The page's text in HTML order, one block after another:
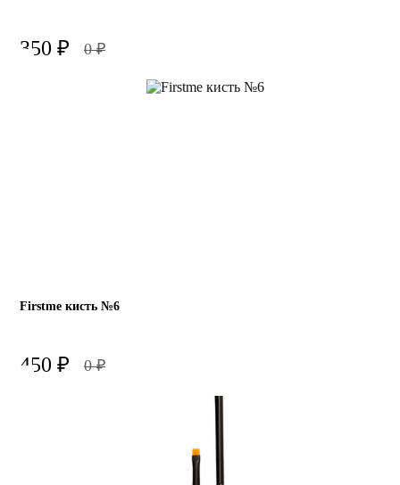
350 ₽ 0₽
Firstme кисть №6
450 ₽ 0₽